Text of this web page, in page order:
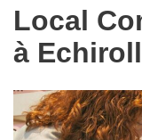
Local
à